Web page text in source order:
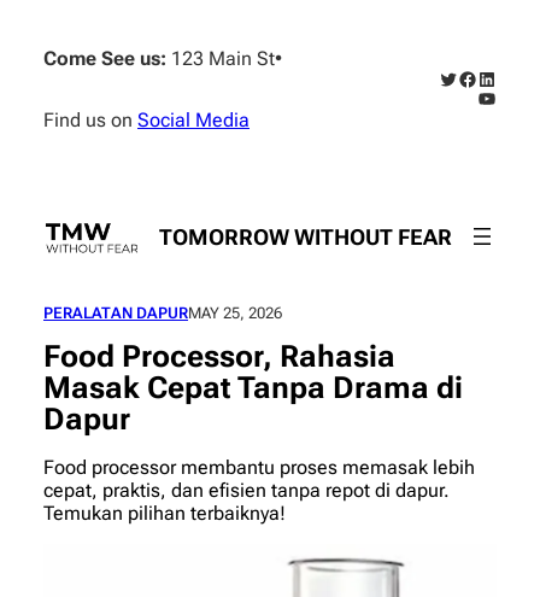
content
Come See us: 123 Main St•
Find us on Social Media
Twitter
Facebook
TOMORROW WITHOUT FEAR
PERALATAN DAPURMAY 25, 2026
Food Processor, Rahasia
Masak Cepat Tanpa Drama di
Dapur
Food processor membantu proses memasak lebih
cepat, praktis, dan efisien tanpa repot di dapur.
Temukan pilihan terbaiknya!